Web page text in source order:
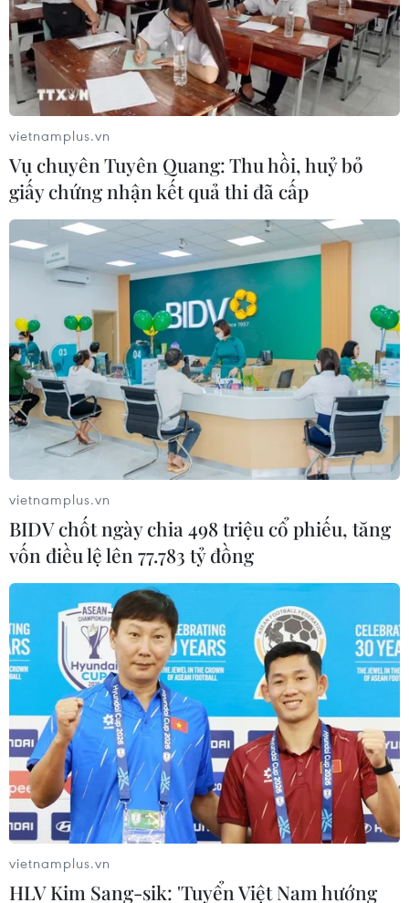
vietnamplus.vn
Vụ chuyên Tuyên Quang: Thu hồi, huỷ bỏ
giấy chứng nhận kết quả thi đã cấp
vietnamplus.vn
BIDV chốt ngày chia 498 triệu cổ phiếu, tăng
vốn điều lệ lên 77.783 tỷ đồng
vietnamplus.vn
HLV Kim Sang-sik: 'Tuyển Việt Nam hướng